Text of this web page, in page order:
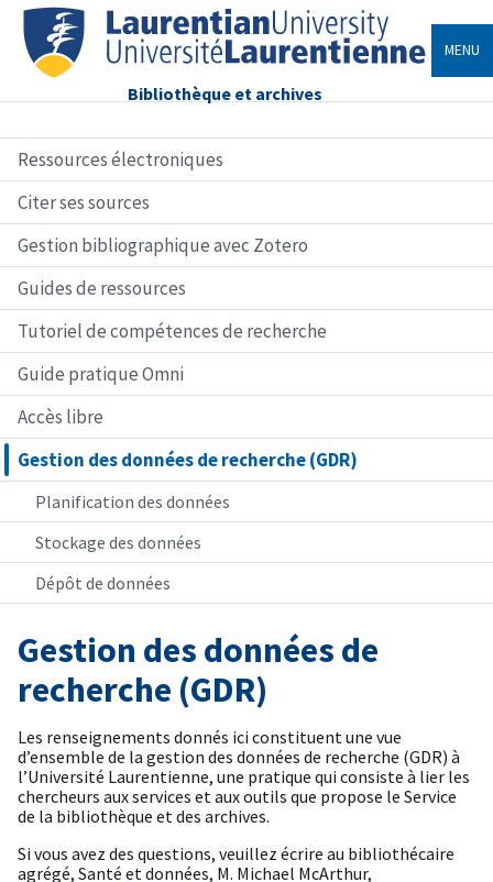
Bibliothèque et archives
MENU
Ressources électroniques
Citer ses sources
Gestion bibliographique avec Zotero
Guides de ressources
Tutoriel de compétences de recherche
Guide pratique Omni
Accès libre
Gestion des données de recherche (GDR)
Planification des données
Stockage des données
Dépôt de données
Gestion des données de
recherche (GDR)
Les renseignements donnés ici constituent une vue
d’ensemble de la gestion des données de recherche (GDR) à
l’Université Laurentienne, une pratique qui consiste à lier les
chercheurs aux services et aux outils que propose le Service
de la bibliothèque et des archives.
Si vous avez des questions, veuillez écrire au bibliothécaire
agrégé, Santé et données, M. Michael McArthur,